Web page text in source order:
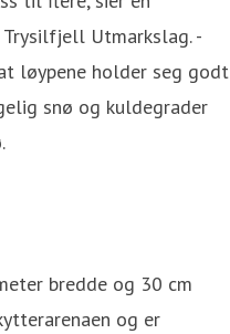
Utmarkslag. -
løypene holder seg godt
snø og kuldegrader
bredde og 30 cm
og er